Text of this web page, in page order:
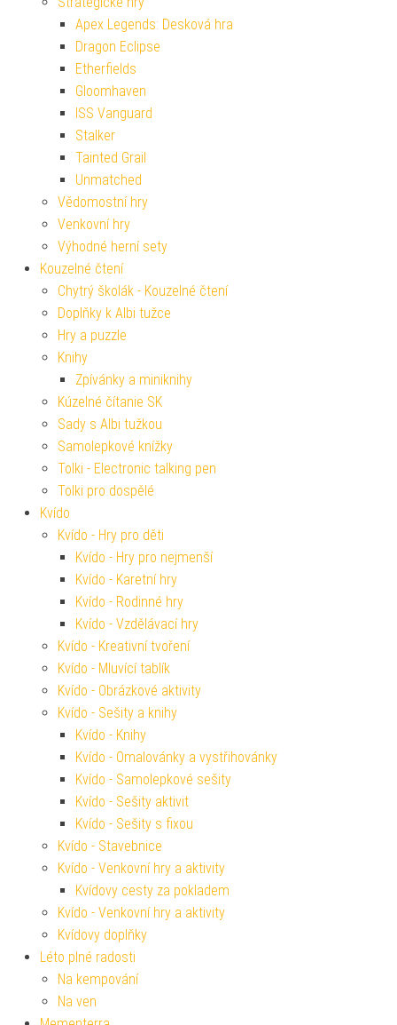
Apex Legends: Desková hra
Dragon Eclipse
Etherfields
Gloomhaven
ISS Vanguard
Stalker
Tainted Grail
Unmatched
Vědomostní hry
Venkovní hry
Výhodné herní sety
Kouzelné čtení
Chytrý školák - Kouzelné čtení
Doplňky k Albi tužce
Hry a puzzle
Knihy
Zpívánky a miniknihy
Kúzelné čítanie SK
Sady s Albi tužkou
Samolepkové knížky
Tolki - Electronic talking pen
Tolki pro dospělé
Kvído
Kvído - Hry pro děti
Kvído - Hry pro nejmenší
Kvído - Karetní hry
Kvído - Rodinné hry
Kvído - Vzdělávací hry
Kvído - Kreativní tvoření
Kvído - Mluvící tablík
Kvído - Obrázkové aktivity
Kvído - Sešity a knihy
Kvído - Knihy
Kvído - Omalovánky a vystřihovánky
Kvído - Samolepkové sešity
Kvído - Sešity aktivit
Kvído - Sešity s fixou
Kvído - Stavebnice
Kvído - Venkovní hry a aktivity
Kvídovy cesty za pokladem
Kvído - Venkovní hry a aktivity
Kvídovy doplňky
Léto plné radosti
Na kempování
Na ven